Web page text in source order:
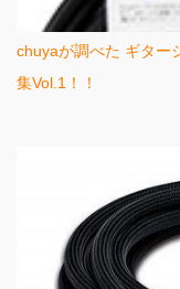
chuyaが調べた ギター
集Vol.1！！